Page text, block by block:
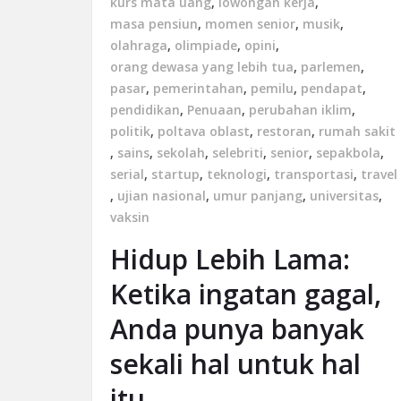
masa pensiun, momen senior, musik,
olahraga, olimpiade, opini,
orang dewasa yang lebih tua, parlemen,
pasar, pemerintahan, pemilu, pendapat,
pendidikan, Penuaan, perubahan iklim,
politik, poltava oblast, restoran, rumah sakit
, sains, sekolah, selebriti, senior, sepakbola,
serial, startup, teknologi, transportasi, travel
, ujian nasional, umur panjang, universitas,
vaksin
Hidup Lebih Lama:
Ketika ingatan gagal,
Anda punya banyak
sekali hal untuk hal